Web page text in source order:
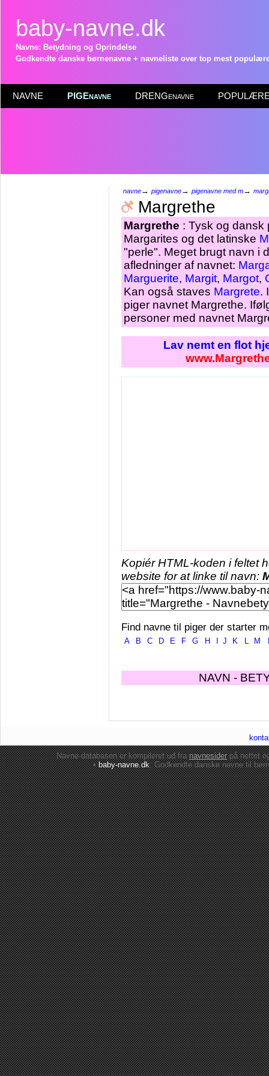
baby-navne.dk
Navne: Betydning og Oprindelse
Godkendte danske børnenavne + navneliste over top mest
NAVNE PIGEnavne DRENGenavne POPULÆRE
navne→ pigenavne→ pigenavne med m→
Margrethe
Margrethe : Tysk og
Margarites og det latinske
"perle". Meget brugt navn i
afledninger af navnet:
Marguerite, Margit, Margot,
Kan også staves Margrete.
piger navnet Margrethe.
personer med navnet
Lav nemt en flot
Kopiér HTML-koden i feltet
website for at linke til navn:
Find navne til piger der starter
A B C D E F G H J K L M
NAVN -
Navne-databasen er kompileret ud franavnesiderpå nettet
•baby-navne.dk: Godkendte danskenavne til børn